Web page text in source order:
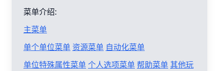
菜单介绍:
主菜单
单个单位菜单 资源菜单 自动化菜单
单位特殊属性菜单个人选项菜单帮助菜单其他玩